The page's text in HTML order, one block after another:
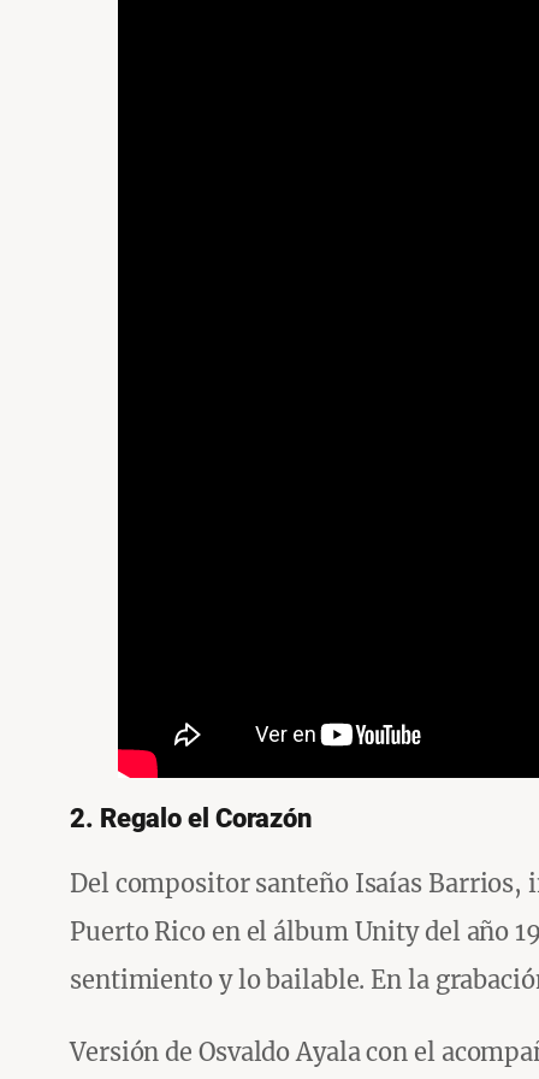
2. Regalo el Corazón
Del compositor santeño Isaías Barrios,
Puerto Rico en el álbum Unity del año
sentimiento y lo bailable. En la
Versión de Osvaldo Ayala con el